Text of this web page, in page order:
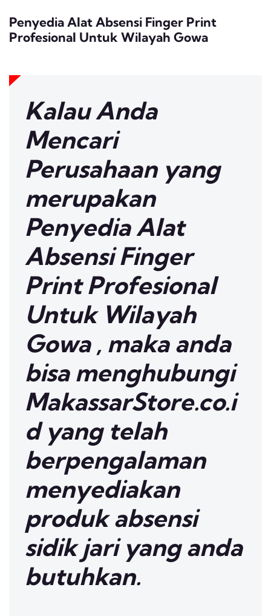
Penyedia Alat Absensi Finger Print
Profesional Untuk Wilayah Gowa
Kalau Anda
Mencari
Perusahaan yang
merupakan
Penyedia Alat
Absensi Finger
Print Profesional
Untuk Wilayah
Gowa , maka anda
bisa menghubungi
MakassarStore.co.i
d yang telah
berpengalaman
menyediakan
produk absensi
sidik jari yang anda
butuhkan.